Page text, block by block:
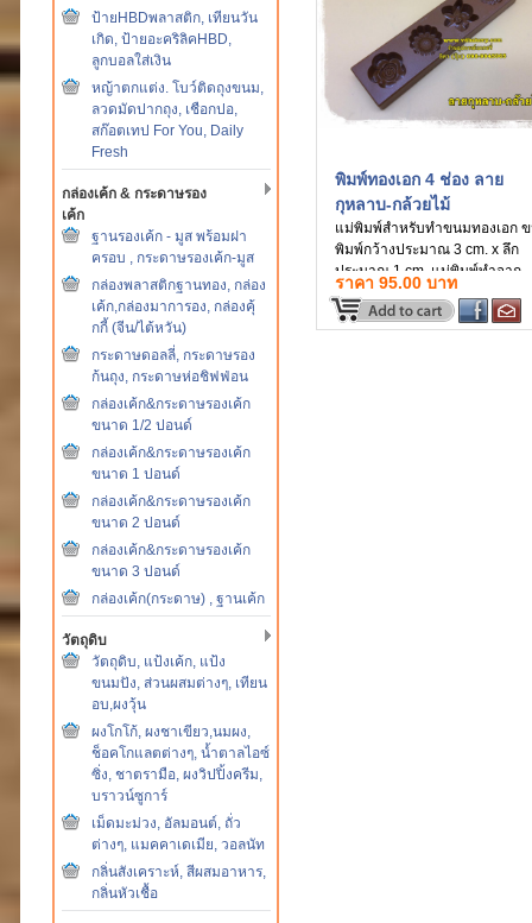
ป้ายHBDพลาสติก, เทียนวัน
เกิด, ป้ายอะคริลิคHBD,
ลูกบอลใส่เงิน
หญ้าตกแต่ง. โบว์ติดถุงขนม,
ลวดมัดปากถุง, เชือกปอ,
สก๊อตเทป For You, Daily
Fresh
กล่องเค้ก & กระดาษรอง
เค้ก
ฐานรองเค้ก - มูส พร้อมฝา
ครอบ , กระดาษรองเค้ก-มูส
กล่องพลาสติกฐานทอง, กล่อง
เค้ก,กล่องมาการอง, กล่องคุ้
กกี้ (จีน/ไต้หวัน)
กระดาษดอลลี่, กระดาษรอง
ก้นถุง, กระดาษห่อชิฟฟ่อน
กล่องเค้ก&กระดาษรองเค้ก
ขนาด 1/2 ปอนด์
กล่องเค้ก&กระดาษรองเค้ก
ขนาด 1 ปอนด์
กล่องเค้ก&กระดาษรองเค้ก
ขนาด 2 ปอนด์
กล่องเค้ก&กระดาษรองเค้ก
ขนาด 3 ปอนด์
กล่องเค้ก(กระดาษ) , ฐานเค้ก
วัตถุดิบ
วัตถุดิบ, แป้งเค้ก, แป้ง
ขนมปัง, ส่วนผสมต่างๆ, เทียน
อบ,ผงวุ้น
ผงโกโก้, ผงชาเขียว,นมผง,
ช็อคโกแลตต่างๆ, น้ำตาลไอซ์
ซิ่ง, ชาตรามือ, ผงวิปปิ้งครีม,
บราวน์ซูการ์
เม็ดมะม่วง, อัลมอนต์, ถั่ว
ต่างๆ, แมคคาเดเมีย, วอลนัท
กลิ่นสังเคราะห์, สีผสมอาหาร,
กลิ่นหัวเชื้อ
พิมพ์ทองเอก 4 ช่อง ลาย
กุหลาบ-กล้วยไม้
แม่พิมพ์สำหรับทำขนมทองเอก
พิมพ์กว้างประมาณ 3 cm. x ลึก
ประมาณ 1 cm. แม่พิมพ์ทำจาก
พลาสติก
ราคา 95.00 บาท